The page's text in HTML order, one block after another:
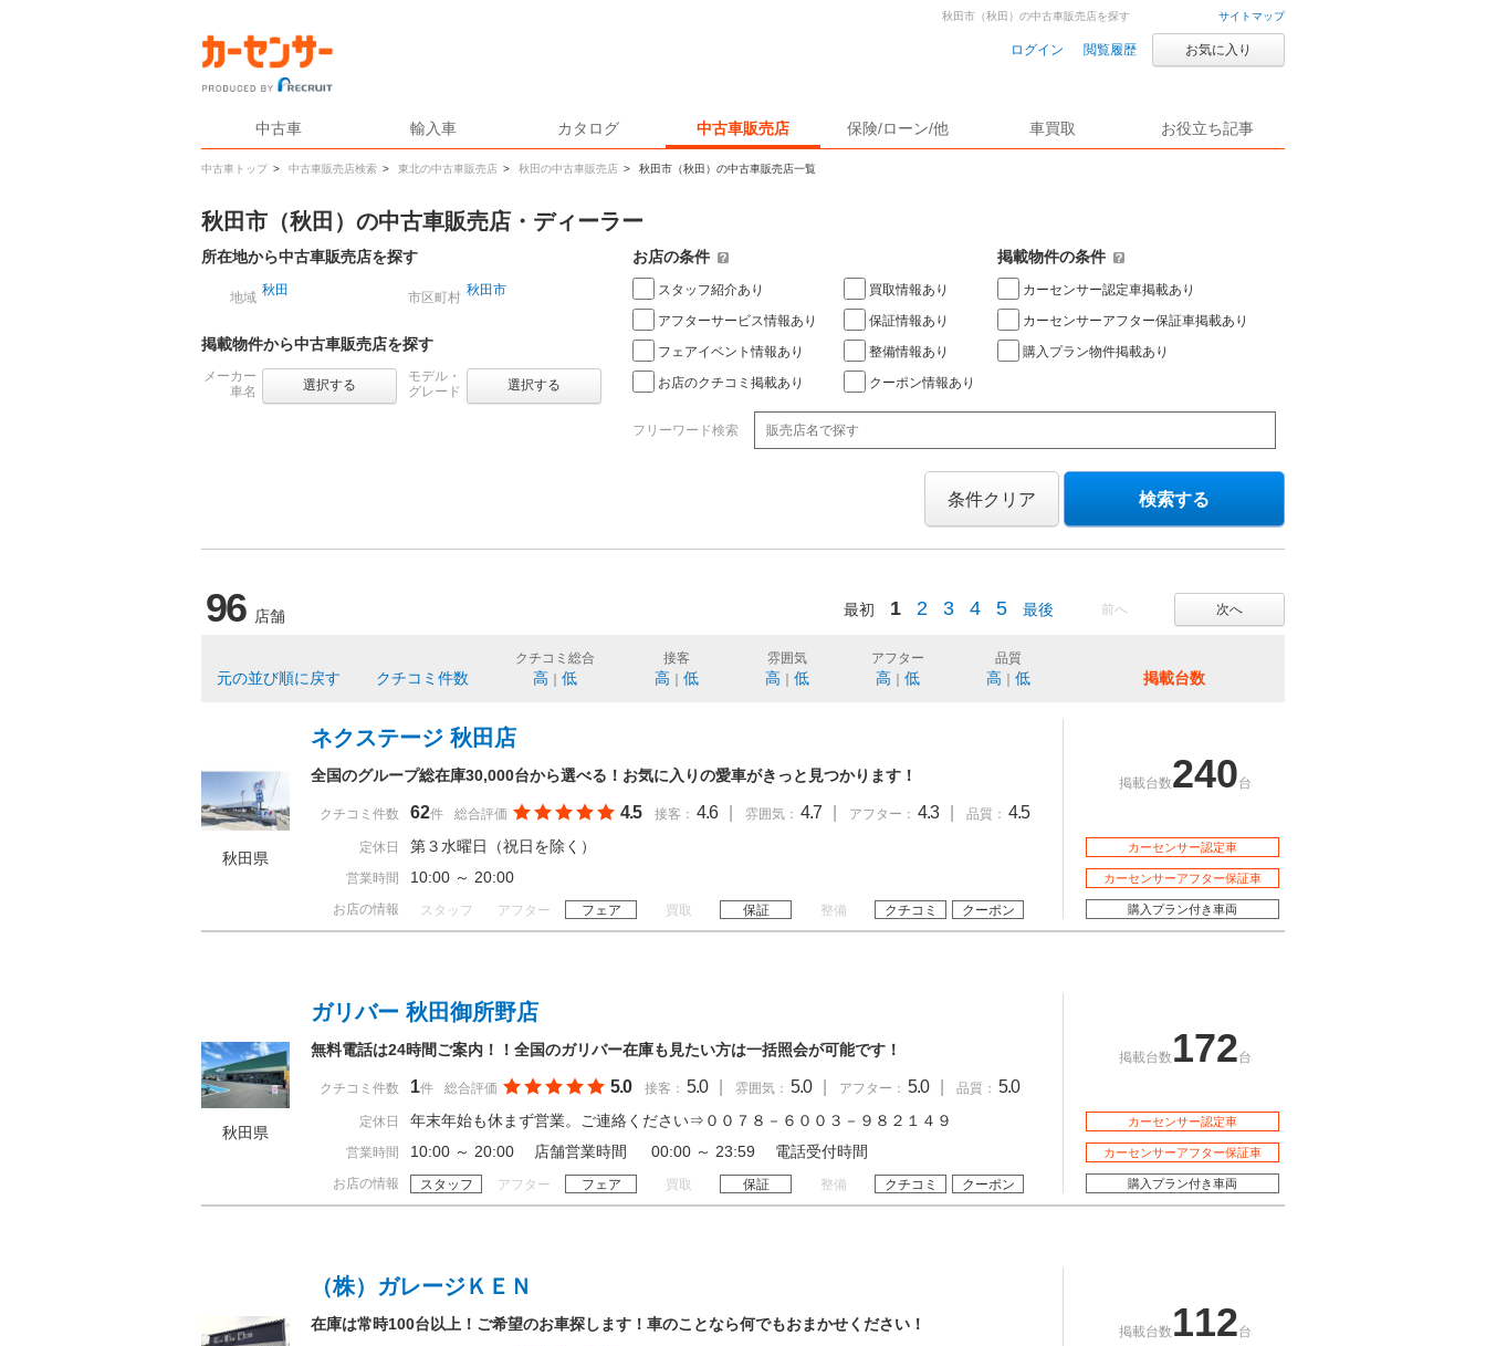
サイトマップ
ログイン 閲覧履歴 お気に入り
中古車 輸入車 カタログ 中古車販売店 保険/ローン/他 車買取 お役立ち記事
中古車トップ > 中古車販売店検索 > 東北の中古車販売店 > 秋田の中古車販売店 > 秋田市（秋田）の中古車販売店一覧
秋田市（秋田）の中古車販売店を探す
秋田市（秋田）の中古車販売店・ディーラー
所在地から中古車販売店を探す
地域 秋田 市区町村 秋田市
掲載物件から中古車販売店を探す
メーカー
車名
選択する
モデル・
グレード
選択する
お店の条件
スタッフ紹介あり
アフターサービス情報あり
フェアイベント情報あり
お店のクチコミ掲載あり
買取情報あり
保証情報あり
整備情報あり
クーポン情報あり
掲載物件の条件
カーセンサー認定車掲載あり
カーセンサーアフター保証車掲載あり
購入プラン物件掲載あり
フリーワード検索
条件クリア 検索する
96 店舗 前へ 次へ
最初 1 2 3 4 5 最後
元の並び順に戻す クチコミ件数
クチコミ総合
高 低
接客
高 低
雰囲気
高 低
アフター
高 低
品質
高 低 掲載台数
秋田県
ネクステージ 秋田店
全国のグループ総在庫30,000台から選べる！お気に入りの愛車がきっと見つかります！
クチコミ件数 62件 総合評価 4.5 接客： 4.6 雰囲気： 4.7 アフター： 4.3 品質： 4.5
定休日 第３水曜日（祝日を除く）
営業時間 10:00 ～ 20:00
お店の情報 スタッフ アフター フェア 買取 保証 整備 クチコミ クーポン
掲載台数240台
カーセンサー認定車
カーセンサーアフター保証車
購入プラン付き車両
秋田県
ガリバー 秋田御所野店
無料電話は24時間ご案内！！全国のガリバー在庫も見たい方は一括照会が可能です！
クチコミ件数 1件 総合評価 5.0 接客： 5.0 雰囲気： 5.0 アフター： 5.0 品質： 5.0
定休日 年末年始も休まず営業。ご連絡ください⇒００７８－６００３－９８２１４９
営業時間 10:00 ～ 20:00 店舗営業時間 00:00 ～ 23:59 電話受付時間
お店の情報 スタッフ アフター フェア 買取 保証 整備 クチコミ クーポン
掲載台数 172台
カーセンサー認定車
カーセンサーアフター保証車
購入プラン付き車両
（株）ガレージＫＥＮ
在庫は常時100台以上！ご希望のお車探します！車のことなら何でもおまかせください！ 掲載台数 112台